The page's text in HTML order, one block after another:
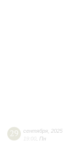
29 сентября 2025
19:00 Пн